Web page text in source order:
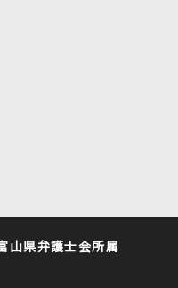
山県弁護士会所属